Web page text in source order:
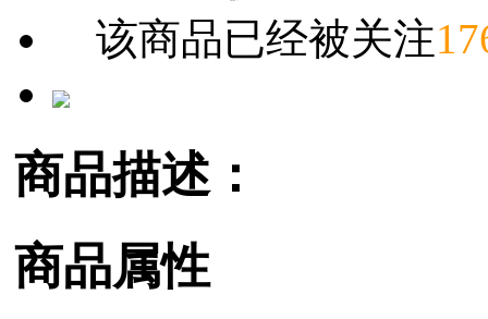
该商品已经被关注
商品描述：
商品属性